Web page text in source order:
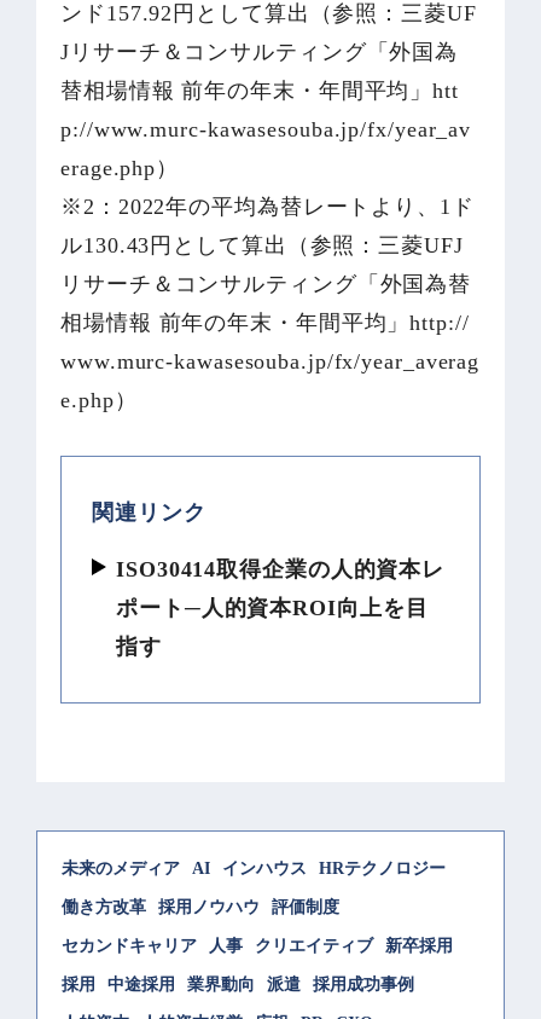
ンド157.92円として算出（参照：三菱UF
Jリサーチ＆コンサルティング「外国為
替相場情報 前年の年末・年間平均」htt
p://www.murc-kawasesouba.jp/fx/year_av
erage.php）
※2：2022年の平均為替レートより、1ド
ル130.43円として算出（参照：三菱UFJ
リサーチ＆コンサルティング「外国為替
相場情報 前年の年末・年間平均」http://
www.murc-kawasesouba.jp/fx/year_averag
e.php）
関連リンク
ISO30414取得企業の人的資本レ
ポート─人的資本ROI向上を目
指す
未来のメディア AI インハウス HRテクノロジー
働き方改革 採用ノウハウ 評価制度
セカンドキャリア 人事 クリエイティブ 新卒採用
採用 中途採用 業界動向 派遣 採用成功事例